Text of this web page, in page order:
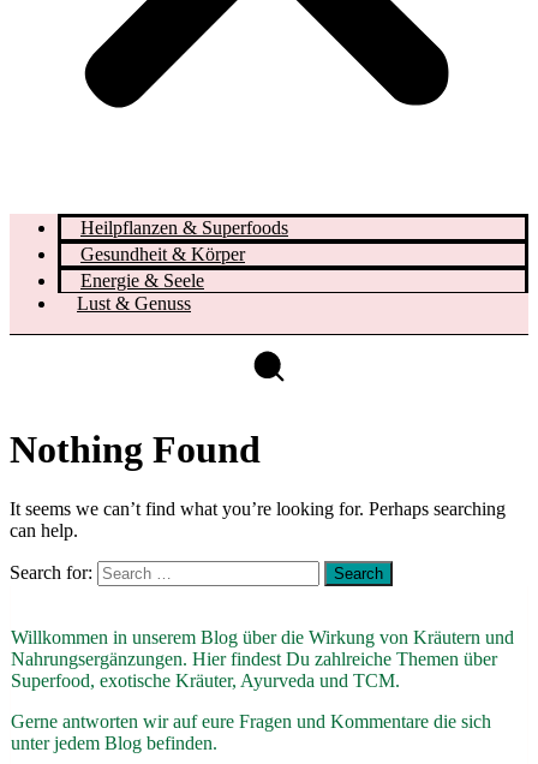
Heilpflanzen & Superfoods
Gesundheit & Körper
Energie & Seele
Lust & Genuss
Nothing Found
It seems we can’t find what you’re looking for. Perhaps searching
can help.
Search for:
Willkommen in unserem Blog über die Wirkung von Kräutern und
Nahrungsergänzungen. Hier findest Du zahlreiche Themen über
Superfood, exotische Kräuter, Ayurveda und TCM.
Gerne antworten wir auf eure Fragen und Kommentare die sich
unter jedem Blog befinden.